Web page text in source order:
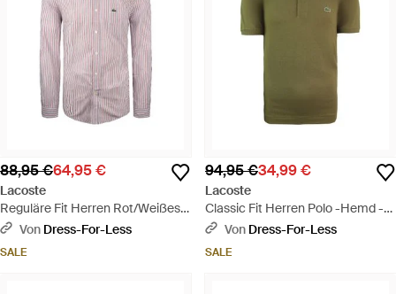
88,95 €64,95 €
Lacoste
Reguläre Fit Herren Rot/Weißes
Hemd - Lila
Von Dress-For-Less
SALE
94,95 €34,99 €
Lacoste
Classic Fit Herren Polo -Hemd -
GrünVon Dress-For-Less
SALE